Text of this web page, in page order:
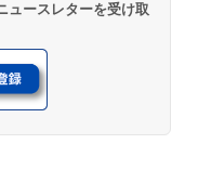
ュースレターを受け取